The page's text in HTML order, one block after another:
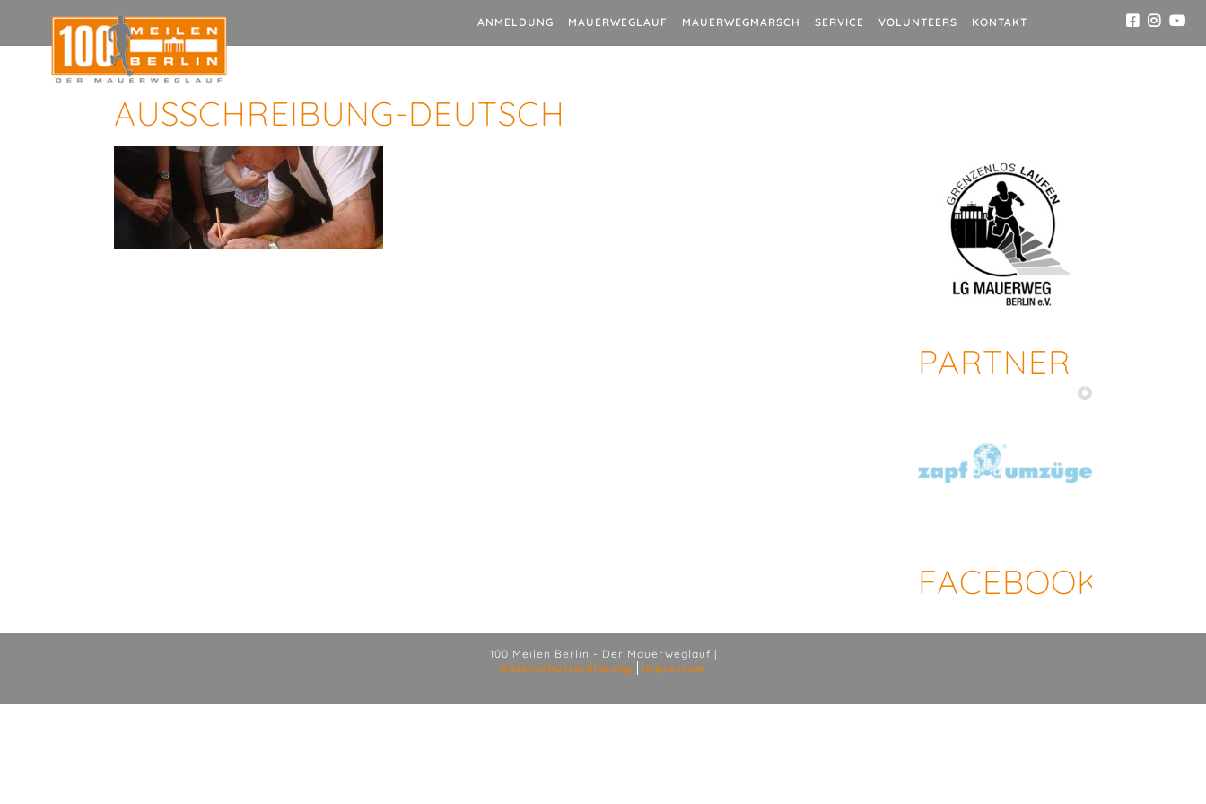
ANMELDUNG MAUERWEGLAUF MAUERWEGMARSCH SERVICE VOLUNTEERS KONTAKT
AUSSCHREIBUNG-DEUTSCH
PARTNER
FACEBOOK
100 Meilen Berlin - Der Mauerweglauf |
Datenschutzerklärung
Impressum